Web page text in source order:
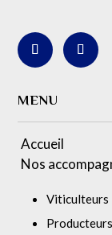
MENU
Accueil
Nos
Viticulteurs